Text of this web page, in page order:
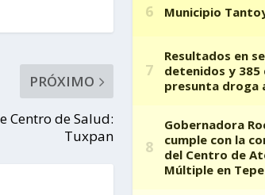
PRÓXIMO
Centro de Salud:
Tuxpan